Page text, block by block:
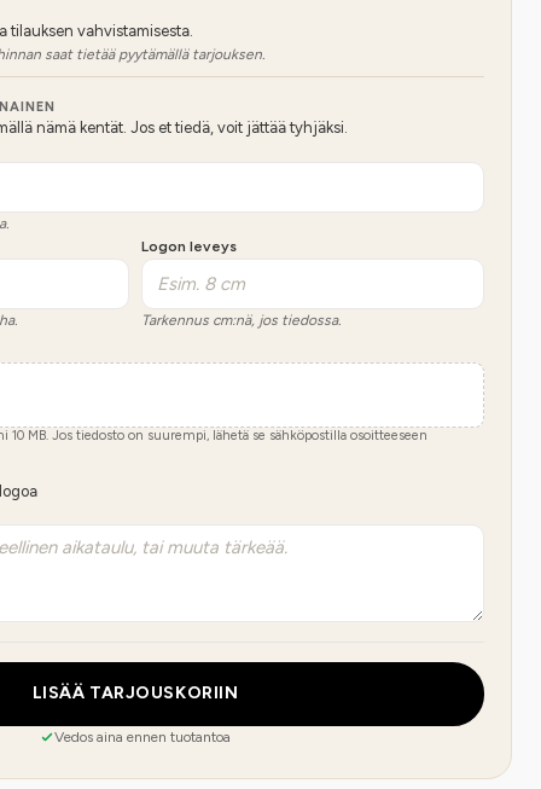
tilauksen vahvistamisesta.
saat tietää pyytämällä tarjouksen.
nämä kentät. Jos et tiedä, voit jättää tyhjäksi.
Logon leveys
Tarkennus cm:nä, jos tiedossa.
10 MB. Jos tiedosto on suurempi, lähetä se sähköpostilla osoitteeseen
LISÄÄ TARJOUSKORIIN
Vedos aina ennen tuotantoa